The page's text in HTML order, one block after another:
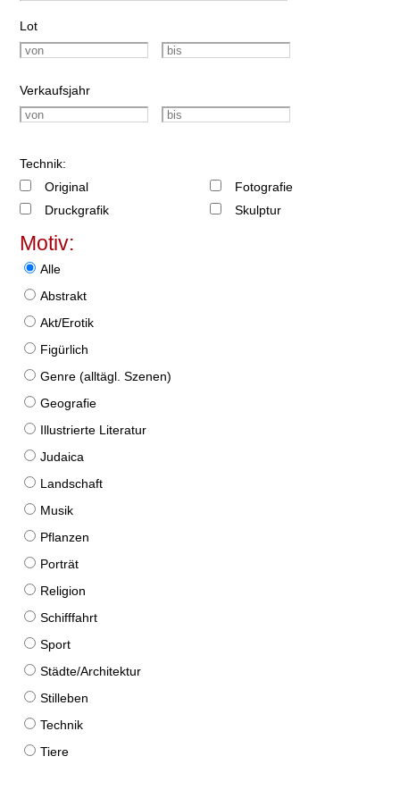
Lot
Verkaufsjahr
Technik:
Original
Druckgrafik
Fotografie
Skulptur
Motiv:
Alle
Abstrakt
Akt/Erotik
Figürlich
Genre (alltägl. Szenen)
Geografie
Illustrierte Literatur
Judaica
Landschaft
Musik
Pflanzen
Porträt
Religion
Schifffahrt
Sport
Städte/Architektur
Stilleben
Technik
Tiere